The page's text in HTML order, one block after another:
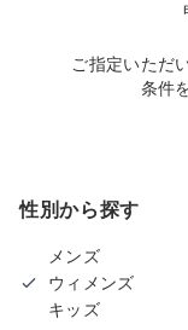
ご指定いただ
条件
性別から探す
メンズ
ウィメンズ
キッズ